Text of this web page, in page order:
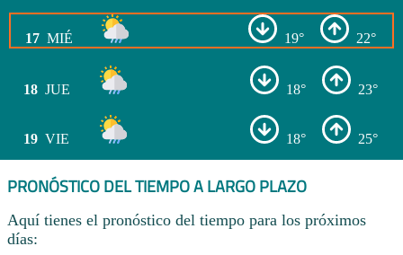
17 MIÉ 19° 22°
18 JUE 18° 23°
19 VIE 18° 25°
PRONÓSTICO DEL TIEMPO A LARGO PLAZO
Aquí tienes el pronóstico del tiempo para los próximos
días: